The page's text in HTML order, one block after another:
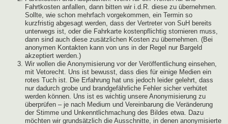
Fahrtkosten anfallen, dann bitten wir i.d.R. diese zu übernehmen.
Sollte, wie schon mehrfach vorgekommen, ein Termin so
kurzfristig abgesagt werden, dass der Vertreter von SuH bereits
unterwegs ist, oder die Fahrkarte kostenpflichtig stornieren muss,
dann sind auch diese zusätzlichen Kosten zu übernehmen. (Bei
anonymen Kontakten kann von uns in der Regel nur Bargeld
akzeptiert werden.)
Wir wollen die Anonymisierung vor der Veröffentlichung einsehen,
mit Vetorecht. Uns ist bewusst, dass dies für einige Medien ein
rotes Tuch ist. Die Erfahrung hat uns jedoch leider gelehrt, dass
nur dadurch grobe und brandgefährliche Fehler sicher verhütet
werden können. Uns ist es wichtig unsere Anonymisierung zu
überprüfen – je nach Medium und Vereinbarung die Veränderung
der Stimme und Unkenntlichmachung des Bildes etwa. Dazu
möchten wir grundsätzlich die Ausschnitte, in denen anonymisierte